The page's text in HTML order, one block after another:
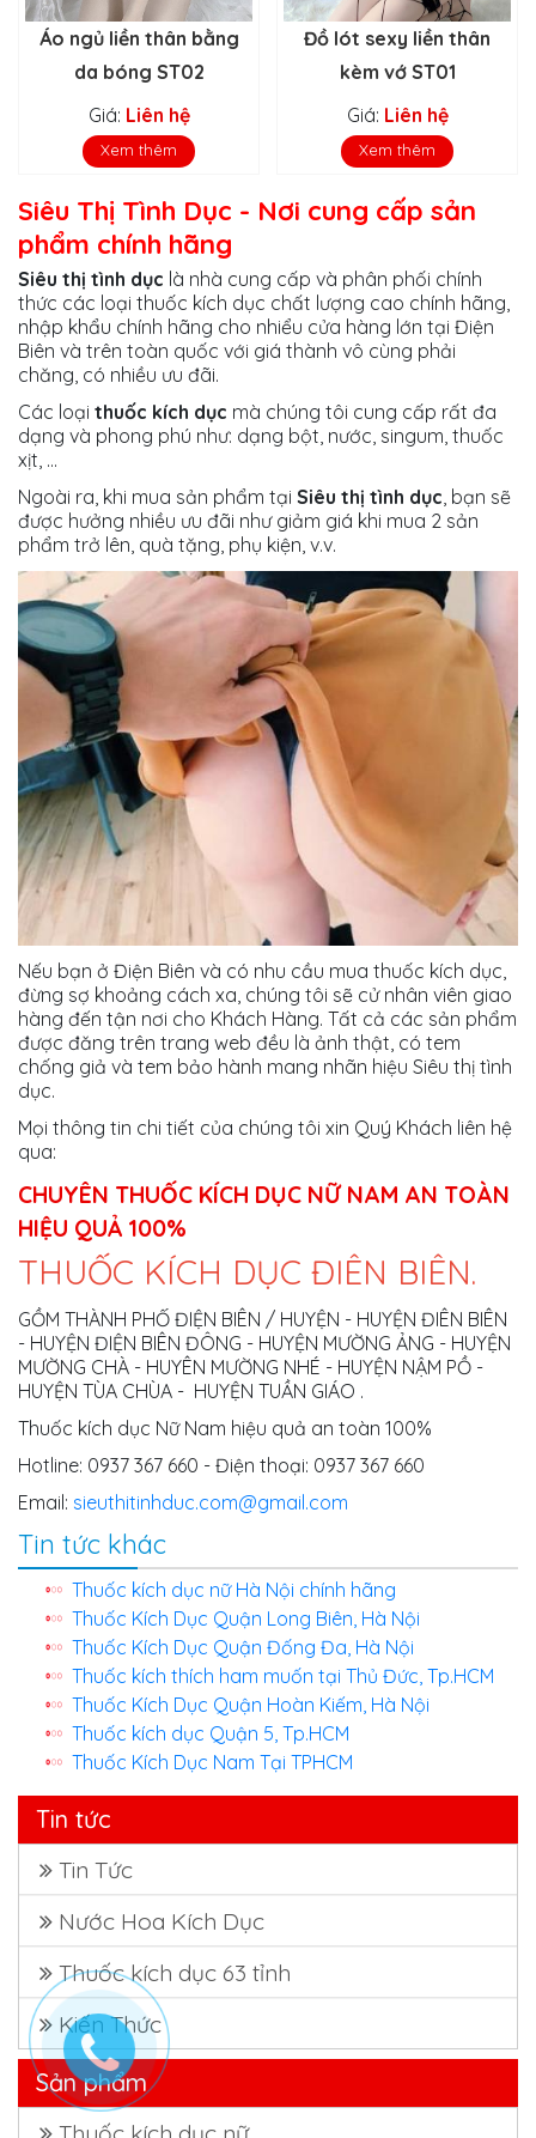
Áo ngủ liền thân bằng
da bóng ST02
Giá: Liên hệ
Xem thêm
Đồ lót sexy liền thân
kèm vớ ST01
Giá: Liên hệ
Xem thêm
Siêu Thị Tình Dục - Nơi cung cấp sản
phẩm chính hãng
Siêu thị tình dục là nhà cung cấp và phân phối chính
thức các loại thuốc kích dục chất lượng cao chính hãng,
nhập khẩu chính hãng cho nhiểu cửa hàng lớn tại Điện
Biên và trên toàn quốc với giá thành vô cùng phải
chăng, có nhiều ưu đãi.
Các loại thuốc kích dục mà chúng tôi cung cấp rất đa
dạng và phong phú như: dạng bột, nước, singum, thuốc
xịt, ...
Ngoài ra, khi mua sản phẩm tại Siêu thị tình dục, bạn sẽ
được hưởng nhiều ưu đãi như giảm giá khi mua 2 sản
phẩm trở lên, quà tặng, phụ kiện, v.v.
Nếu bạn ở Điện Biên và có nhu cầu mua thuốc kích dục,
đừng sợ khoảng cách xa, chúng tôi sẽ cử nhân viên giao
hàng đến tận nơi cho Khách Hàng. Tất cả các sản phẩm
được đăng trên trang web đều là ảnh thật, có tem
chống giả và tem bảo hành mang nhãn hiệu Siêu thị tình
dục.
Mọi thông tin chi tiết của chúng tôi xin Quý Khách liên hệ
qua:
CHUYÊN THUỐC KÍCH DỤC NỮ NAM AN TOÀN
HIỆU QUẢ 100%
THUỐC KÍCH DỤC ĐIÊN BIÊN.
GỒM THÀNH PHỐ ĐIỆN BIÊN / HUYỆN - HUYỆN ĐIÊN BIÊN
- HUYỆN ĐIỆN BIÊN ĐÔNG - HUYỆN MƯỜNG ẢNG - HUYỆN
MƯỜNG CHÀ - HUYÊN MƯỜNG NHÉ - HUYỆN NẬM PỒ -
HUYỆN TÙA CHÙA - HUYỆN TUẦN GIÁO .
Thuốc kích dục Nữ Nam hiệu quả an toàn 100%
Hotline: 0937 367 660 - Điện thoại: 0937 367 660
Email: sieuthitinhduc.com@gmail.com
Tin tức khác
Thuốc kích dục nữ Hà Nội chính hãng
Thuốc Kích Dục Quận Long Biên, Hà Nội
Thuốc Kích Dục Quận Đống Đa, Hà Nội
Thuốc kích thích ham muốn tại Thủ Đức, Tp.HCM
Thuốc Kích Dục Quận Hoàn Kiếm, Hà Nội
Thuốc kích dục Quận 5, Tp.HCM
Thuốc Kích Dục Nam Tại TPHCM
Tin tức
Tin Tức
Nước Hoa Kích Dục
Thuốc kích dục 63 tỉnh
Kiến Thức
Sản phẩm